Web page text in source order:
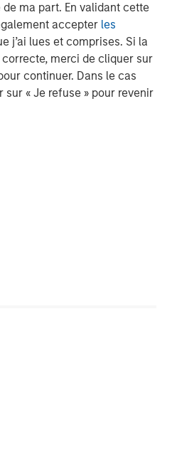
ma part. En validant cette
accepter les
j’ai lues et comprises. Si la
merci de cliquer sur
continuer. Dans le cas
« Je refuse » pour revenir
Duration
Interest Rates
explore the
Model, one of the
uses to enhance their